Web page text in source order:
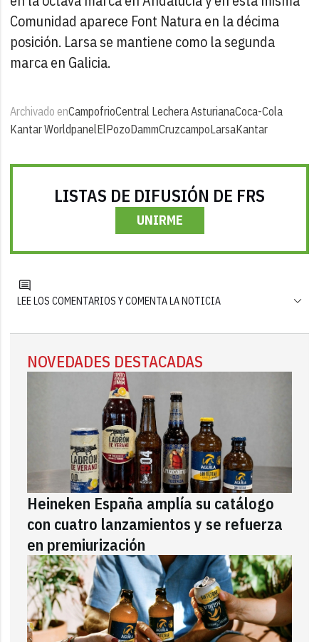
Comunidad aparece Font Natura en la décima
posición. Larsa se mantiene como la segunda
marca en Galicia.
Archivado enCampofrioCentral Lechera AsturianaCoca-Cola
Kantar WorldpanelElPozoDammCruzcampoLarsaKantar
LISTAS DE DIFUSIÓN DE FRS
UNIRME
LEE LOS COMENTARIOS Y COMENTA LA NOTICIA
NOVEDADES DESTACADAS
Heineken España amplía su catálogo
con cuatro lanzamientos y se refuerza
en premiurización